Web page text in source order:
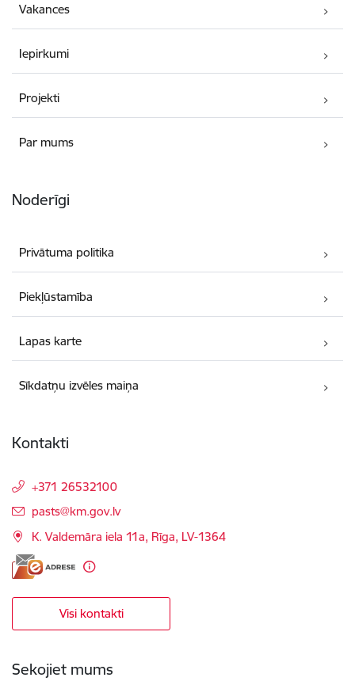
Vakances
Iepirkumi
Projekti
Par mums
Noderīgi
Privātuma politika
Piekļūstamība
Lapas karte
Sīkdatņu izvēles maiņa
Kontakti
+371 26532100
E-pasts:
pasts@km.gov.lv
K. Valdemāra iela 11a, Rīga, LV-1364
Visi kontakti
Sekojiet mums